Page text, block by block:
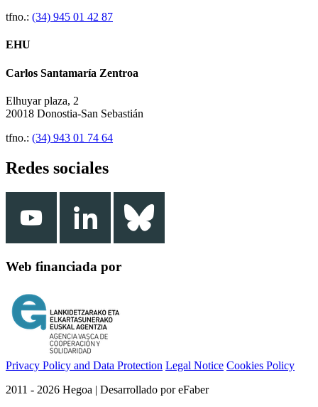
tfno.: (34) 945 01 42 87
EHU
Carlos Santamaría Zentroa
Elhuyar plaza, 2
20018 Donostia-San Sebastián
tfno.: (34) 943 01 74 64
Redes sociales
Web financiada por
Privacy Policy and Data Protection Legal Notice Cookies Policy
2011 - 2026 Hegoa | Desarrollado por eFaber